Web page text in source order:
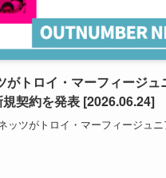
がトロイ・マーフィージュ
契約を発表 [2026.06.24]
ッツがトロイ・マーフィージュニ